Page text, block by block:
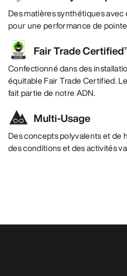
Des matières synthétiques
pour une performance de
Fair Trade
Confectionné dans des
équitable Fair Trade Certified.
fait partie de notre ADN.
Multi-Usage
Des concepts polyvalents et
des conditions et des activités